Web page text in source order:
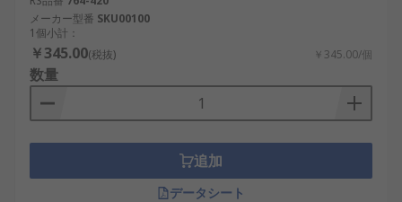
メーカー型番 SKU00100
1個小計：
￥345.00(税抜) ￥345.00/個
数量
追加
データシート